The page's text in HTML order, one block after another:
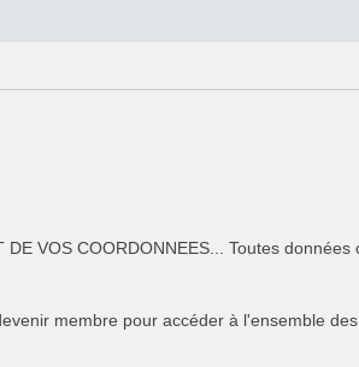
DE VOS COORDONNEES... Toutes
membre pour accéder à l'ensemble